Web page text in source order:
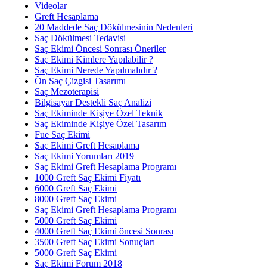
Videolar
Greft Hesaplama
20 Maddede Saç Dökülmesinin Nedenleri
Saç Dökülmesi Tedavisi
Saç Ekimi Öncesi Sonrası Öneriler
Saç Ekimi Kimlere Yapılabilir ?
Saç Ekimi Nerede Yapılmalıdır ?
Ön Saç Çizgisi Tasarımı
Saç Mezoterapisi
Bilgisayar Destekli Saç Analizi
Saç Ekiminde Kişiye Özel Teknik
Saç Ekiminde Kişiye Özel Tasarım
Fue Saç Ekimi
Saç Ekimi Greft Hesaplama
Saç Ekimi Yorumları 2019
Saç Ekimi Greft Hesaplama Programı
1000 Greft Saç Ekimi Fiyatı
6000 Greft Saç Ekimi
8000 Greft Saç Ekimi
Saç Ekimi Greft Hesaplama Programı
5000 Greft Saç Ekimi
4000 Greft Saç Ekimi öncesi Sonrası
3500 Greft Saç Ekimi Sonuçları
5000 Greft Saç Ekimi
Saç Ekimi Forum 2018